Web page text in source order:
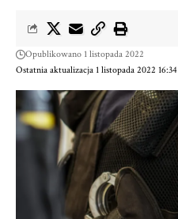
Ostatnia aktualizacja 1 listopada 2022 16:34
Opublikowano 1 listopada 2022